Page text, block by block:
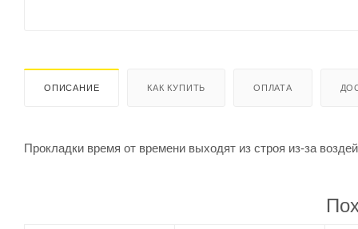
ОПИСАНИЕ КАК КУПИТЬ ОПЛАТА
Прокладки время от времени выходят из строя из-за